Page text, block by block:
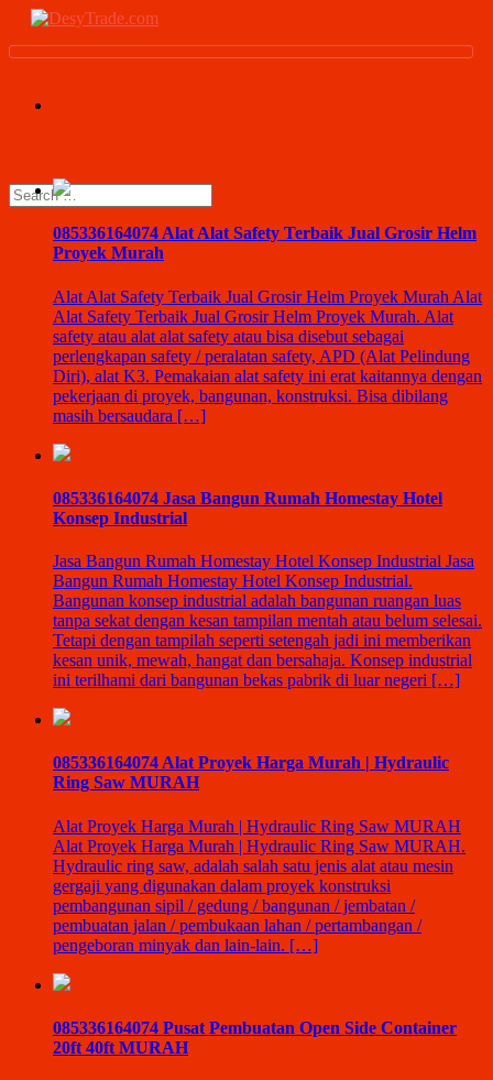
085336164074 Alat Alat Safety Terbaik Jual Grosir Helm
Proyek Murah
Alat Alat Safety Terbaik Jual Grosir Helm Proyek Murah Alat
Alat Safety Terbaik Jual Grosir Helm Proyek Murah. Alat
safety atau alat alat safety atau bisa disebut sebagai
perlengkapan safety / peralatan safety, APD (Alat Pelindung
Diri), alat K3. Pemakaian alat safety ini erat kaitannya dengan
pekerjaan di proyek, bangunan, konstruksi. Bisa dibilang
masih bersaudara […]
085336164074 Jasa Bangun Rumah Homestay Hotel
Konsep Industrial
Jasa Bangun Rumah Homestay Hotel Konsep Industrial Jasa
Bangun Rumah Homestay Hotel Konsep Industrial.
Bangunan konsep industrial adalah bangunan ruangan luas
tanpa sekat dengan kesan tampilan mentah atau belum selesai.
Tetapi dengan tampilah seperti setengah jadi ini memberikan
kesan unik, mewah, hangat dan bersahaja. Konsep industrial
ini terilhami dari bangunan bekas pabrik di luar negeri […]
085336164074 Alat Proyek Harga Murah | Hydraulic
Ring Saw MURAH
Alat Proyek Harga Murah | Hydraulic Ring Saw MURAH
Alat Proyek Harga Murah | Hydraulic Ring Saw MURAH.
Hydraulic ring saw, adalah salah satu jenis alat atau mesin
gergaji yang digunakan dalam proyek konstruksi
pembangunan sipil / gedung / bangunan / jembatan /
pembuatan jalan / pembukaan lahan / pertambangan /
pengeboran minyak dan lain-lain. […]
085336164074 Pusat Pembuatan Open Side Container
20ft 40ft MURAH